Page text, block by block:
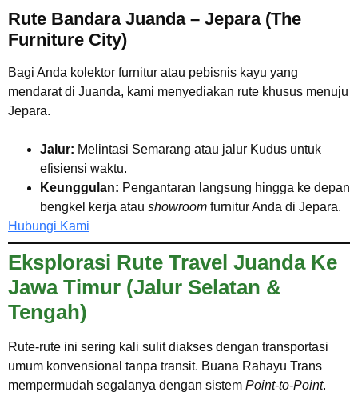
Rute Bandara Juanda – Jepara (The
Furniture City)
Bagi Anda kolektor furnitur atau pebisnis kayu yang
mendarat di Juanda, kami menyediakan rute khusus menuju
Jepara.
Jalur: Melintasi Semarang atau jalur Kudus untuk
efisiensi waktu.
Keunggulan: Pengantaran langsung hingga ke depan
bengkel kerja atau showroom furnitur Anda di Jepara.
Hubungi Kami
Eksplorasi Rute Travel Juanda Ke
Jawa Timur (Jalur Selatan &
Tengah)
Rute-rute ini sering kali sulit diakses dengan transportasi
umum konvensional tanpa transit. Buana Rahayu Trans
mempermudah segalanya dengan sistem Point-to-Point.